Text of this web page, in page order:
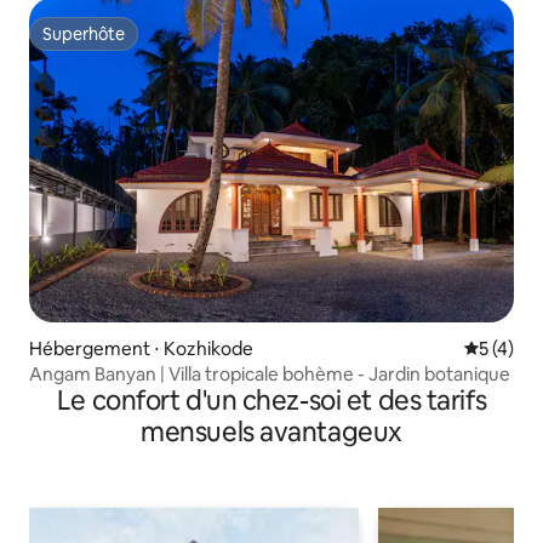
Superhôte
Superhôte
Hébergement ⋅ Kozhikode
5 (4)
Angam Banyan | Villa tropicale bohème - Jardin botanique
Le confort d'un chez-soi et des tarifs
mensuels avantageux